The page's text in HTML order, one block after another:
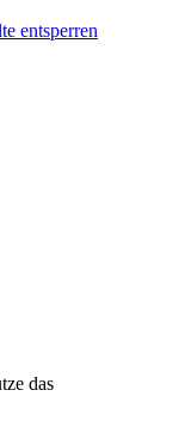
entsperren
das